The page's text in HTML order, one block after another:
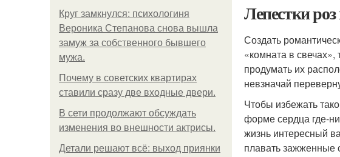
Круг замкнулся: психологиня
Вероника Степанова снова вышла
замуж за собственного бывшего
мужа.
Почему в советских квартирах
ставили сразу две входные двери.
В сети продолжают обсуждать
изменения во внешности актрисы.
Детали решают всё: выход приянки
Лепестки
Создать
«комната в
продумать их
невзначай
Чтобы избежать
форме сердца где-
жизнь интересный
плавать зажженные